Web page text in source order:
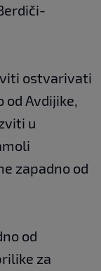
ostvarivati
Avdijike,
u
zapadno od
od
za